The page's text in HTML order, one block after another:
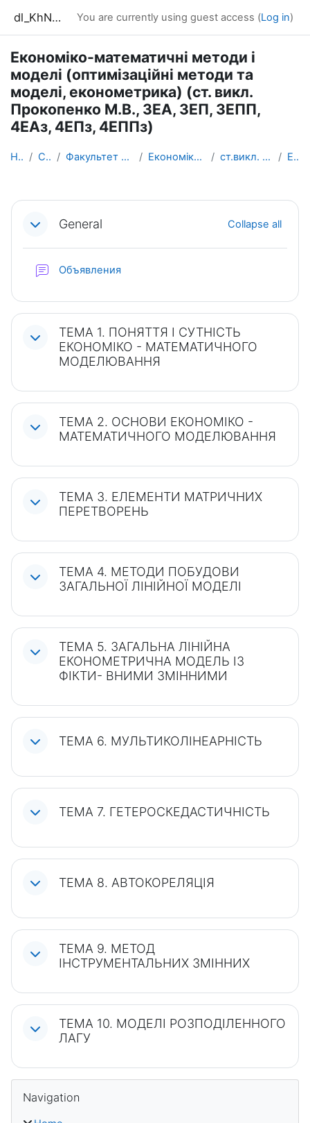
dl_KhNADU You are currently using guest access (Log in)
Економіко-математичні методи і
моделі (оптимізаційні методи та
моделі, економетрика) (ст. викл.
Прокопенко М.В., 3ЕА, 3ЕП, 3ЕПП,
4ЕАз, 4ЕПз, 4ЕППз)
Home Courses Факультет управління та бізнесу Економіки i підприємництва ст.викл. Прокопенко М.В. ЕМММЕ
Section outline
General Collapse all
Объявления
ТЕМА 1. ПОНЯТТЯ І СУТНІСТЬ
ЕКОНОМІКО - МАТЕМАТИЧНОГО
МОДЕЛЮВАННЯ
ТЕМА 2. ОСНОВИ ЕКОНОМІКО -
МАТЕМАТИЧНОГО МОДЕЛЮВАННЯ
ТЕМА 3. ЕЛЕМЕНТИ МАТРИЧНИХ
ПЕРЕТВОРЕНЬ
ТЕМА 4. МЕТОДИ ПОБУДОВИ
ЗАГАЛЬНОЇ ЛІНІЙНОЇ МОДЕЛІ
ТЕМА 5. ЗАГАЛЬНА ЛІНІЙНА
ЕКОНОМЕТРИЧНА МОДЕЛЬ ІЗ
ФІКТИ- ВНИМИ ЗМІННИМИ
ТЕМА 6. МУЛЬТИКОЛІНЕАРНІСТЬ
ТЕМА 7. ГЕТЕРОСКЕДАСТИЧНІСТЬ
ТЕМА 8. АВТОКОРЕЛЯЦІЯ
ТЕМА 9. МЕТОД
ІНСТРУМЕНТАЛЬНИХ ЗМІННИХ
ТЕМА 10. МОДЕЛІ РОЗПОДІЛЕННОГО
ЛАГУ
Blocks
Navigation